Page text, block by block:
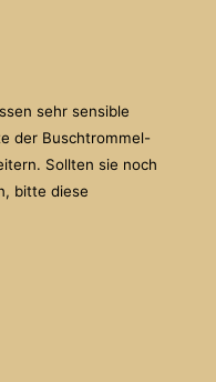
sehr sensible
der Buschtrommel-
Sollten sie noch
bitte diese